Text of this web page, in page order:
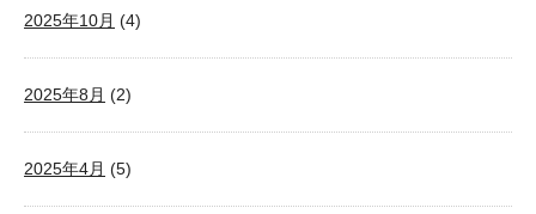
2025年10月 (4)
2025年8月 (2)
2025年4月 (5)